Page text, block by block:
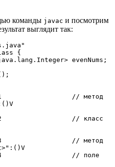
команды javac и посмотрим
выглядит так:
{